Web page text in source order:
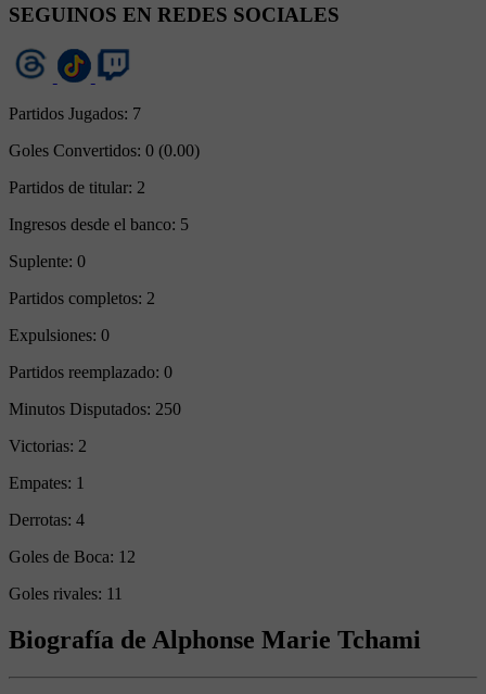
SEGUINOS EN REDES SOCIALES
Partidos Jugados: 7
Goles Convertidos: 0 (0.00)
Partidos de titular: 2
Ingresos desde el banco: 5
Suplente: 0
Partidos completos: 2
Expulsiones: 0
Partidos reemplazado: 0
Minutos Disputados: 250
Victorias: 2
Empates: 1
Derrotas: 4
Goles de Boca: 12
Goles rivales: 11
Biografía de Alphonse Marie Tchami